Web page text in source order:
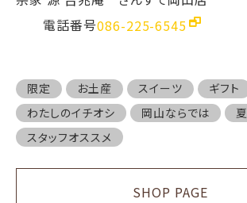
電話番号086-225-6545
限定 お土産 スイーツ
ギフト
わたしのイチオシ
岡山ならでは
夏
スタッフオススメ
SHOP PAGE